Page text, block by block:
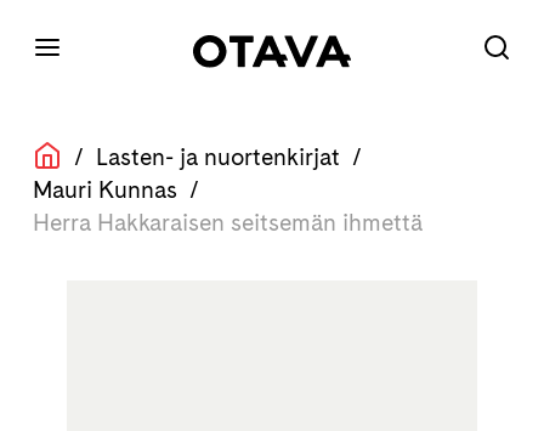
/ Lasten- ja nuortenkirjat /
Mauri Kunnas /
Herra Hakkaraisen seitsemän ihmettä